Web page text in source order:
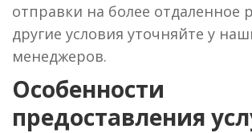
отправки на более отдаленное
другие условия уточняйте у
менеджеров.
Особенности
предоставления